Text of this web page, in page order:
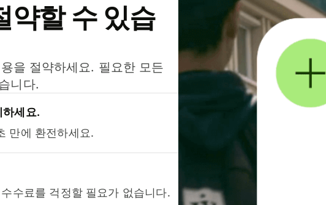
약할 수 있습
을 절약하세요. 필요한 모든
니다.
하세요.
만에 환전하세요.
수료를 걱정할 필요가 없습니다.